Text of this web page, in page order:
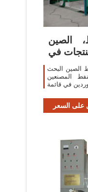
الصين
في
الصين البحث
المصنعين
السعر